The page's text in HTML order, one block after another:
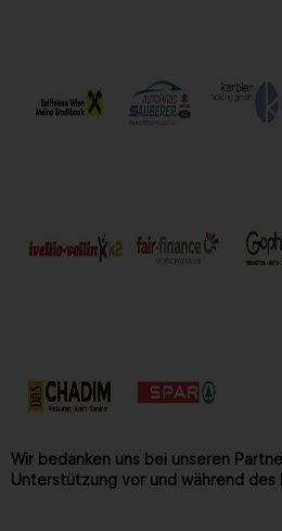
Wir bedanken uns bei unseren
Unterstützung vor und während des